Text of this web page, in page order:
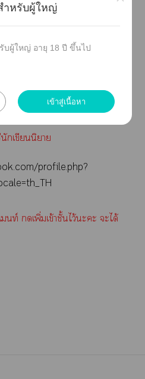
ลิขสิทธิ์แล้วเท่านั้น
กข์ ไม่รู้ะคุยกับใ จิ้มลิ้งค์ด้านล่าง
ใเจให้ไท์ด้วยะะ
กเขียนนิยาย
profile.php?
ท์ เพิ่มเข้าชั้นไว้ะะ ะได้
ำหรับผู้ใหญ่
บผู้ใหญ่ อายุ 18 ปี ขึ้นไป
เข้าสู่เนื้อหา